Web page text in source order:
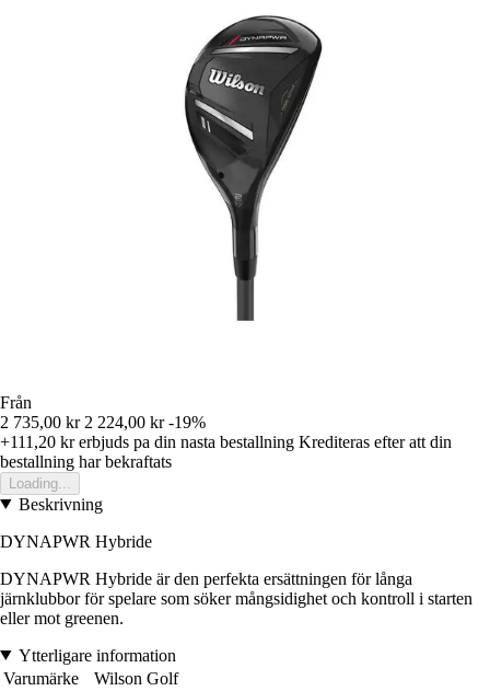
Från
2 735,00 kr 2 224,00 kr -19%
+111,20 krerbjuds pa din nasta bestallning Krediteras efter att din
bestallning har bekraftats
Loading...
Beskrivning
DYNAPWR Hybride
DYNAPWR Hybride är den perfekta ersättningen för långa
järnklubbor för spelare som söker mångsidighet och kontroll i starten
eller mot greenen.
Ytterligare information
Varumärke
Wilson Golf